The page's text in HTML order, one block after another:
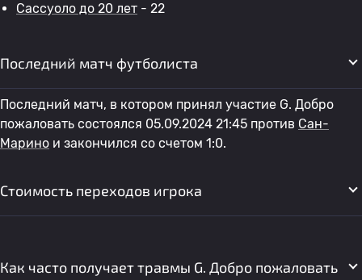
Сассуоло до 20 лет - 22
Последний матч футболиста
Последний матч, в котором принял участие G. Добро
пожаловать состоялся 05.09.2024 21:45 против Сан-
Марино и закончился со счетом 1:0.
Стоимость переходов игрока
Как часто получает травмы G. Добро пожаловать